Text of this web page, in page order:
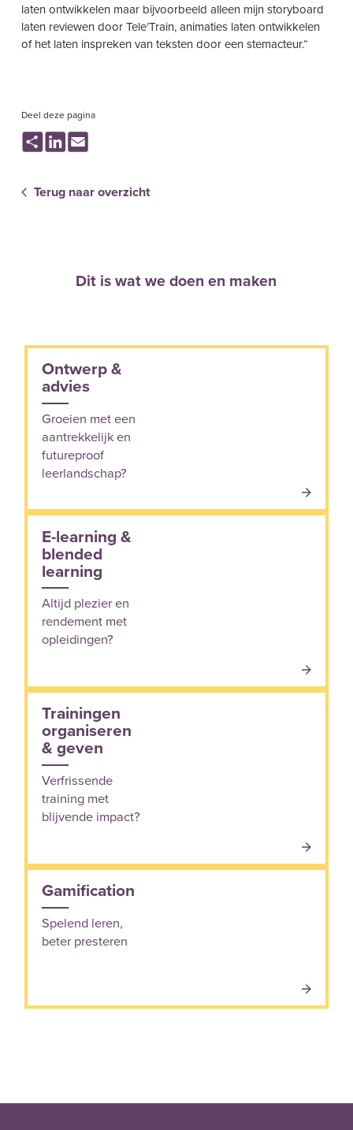
laten ontwikkelen maar bijvoorbeeld alleen mijn storyboard
laten reviewen door Tele’Train, animaties laten ontwikkelen
of het laten inspreken van teksten door een stemacteur.“
Deel deze pagina
ShareLinkedInEmail
Terug naar overzicht
Dit is wat we doen en maken
Ontwerp &
advies
Groeien met een
aantrekkelijk en
futureproof
leerlandschap?
E-learning &
blended
learning
Altijd plezier en
rendement met
opleidingen?
Trainingen
organiseren
& geven
Verfrissende
training met
blijvende impact?
Gamification
Spelend leren,
beter presteren